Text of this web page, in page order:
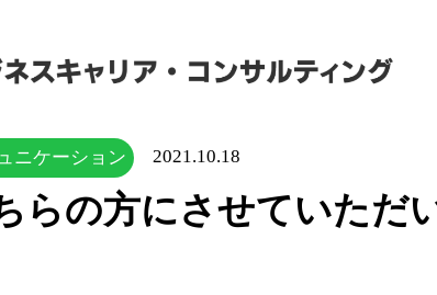
ニケーション 2021.10.18
らの方にさせていただ